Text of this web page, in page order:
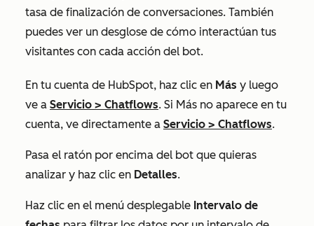
tasa de finalización de conversaciones. También
puedes ver un desglose de cómo interactúan tus
visitantes con cada acción del bot.
En tu cuenta de HubSpot, haz clic en Más y luego
ve a Servicio > Chatflows. Si Más no aparece en tu
cuenta, ve directamente a Servicio > Chatflows.
Pasa el ratón por encima del bot que quieras
analizar y haz clic en Detalles.
Haz clic en el menú desplegable Intervalo de